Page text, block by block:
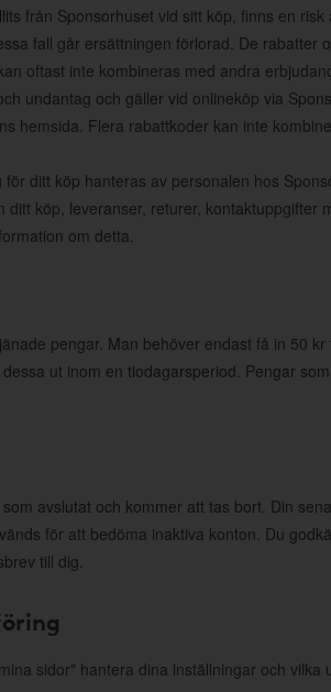
från Sponsorhuset vid sitt köp, finns en risk
fall går ersättningen förlorad. De rabatter
oftast inte kombineras med andra
undantag och gäller vid onlineköp via
hemsida. Flera rabattkoder kan inte
ditt köp hanteras av personalen hos
köp, leveranser, returer, kontaktuppgifter
om detta.
pengar. Man behöver endast få in 50 kr
ut inom en tiodagarsperiod. Pengar
avslutat och kommer att tas bort. Din
för att bedöma inaktiva konton. Du
till dig.
sidor" hantera dina inställningar och vilka